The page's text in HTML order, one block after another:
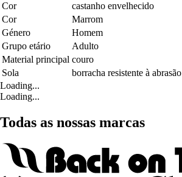
Cor
castanho envelhecido
Cor
Marrom
Género
Homem
Grupo etário
Adulto
Material principal couro
Sola
borracha resistente à abrasão
Loading...
Loading...
Todas as nossas marcas